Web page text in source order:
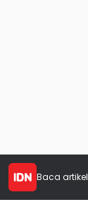
Baca artikel